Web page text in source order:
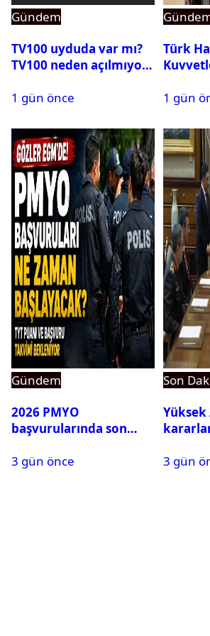
Gündem
TV100 uyduda var mı?
TV100 neden açılmıyor?
1 gün önce
Türk
ortaya
1 gün
Gündem
2026 PMYO
başvurularında son
3 gün önce
Son
Yüksek
3 gün